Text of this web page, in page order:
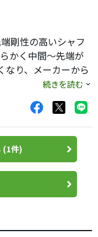
剛性の高いシャフ
かく中間～先端が
なり、メーカーから
でラウンドしまし
12°（前11g+後3g）
OBでした。(笑)
がスムーズでフェ
でぶっ飛んでいき
続きを読む
(1件)